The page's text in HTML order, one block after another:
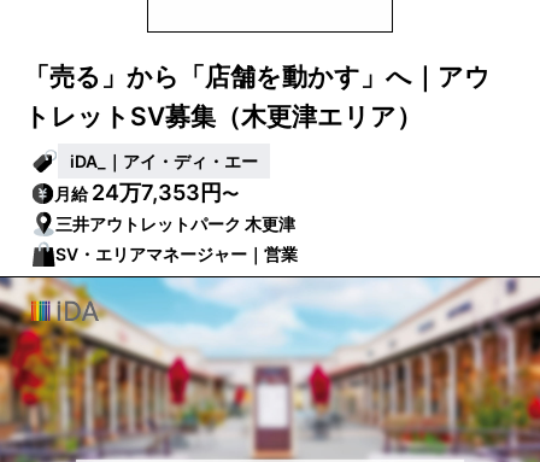
「売る」から「店舗を動かす」へ｜アウ
トレットSV募集（木更津エリア）
iDA_｜アイ・ディ・エー
月給24万7,353円〜
三井アウトレットパーク 木更津
SV・エリアマネージャー｜営業